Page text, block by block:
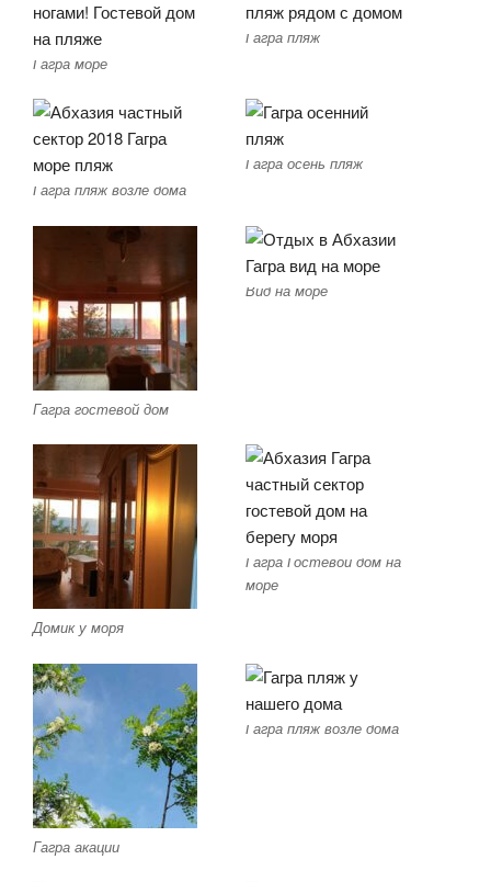
Гагра море
Гагра пляж
Гагра пляж возле дома
Гагра осень пляж
Гагра гостевой дом
Вид на море
Домик у моря
Гагра Гостевой дом на
море
Гагра акации
Гагра пляж возле дома